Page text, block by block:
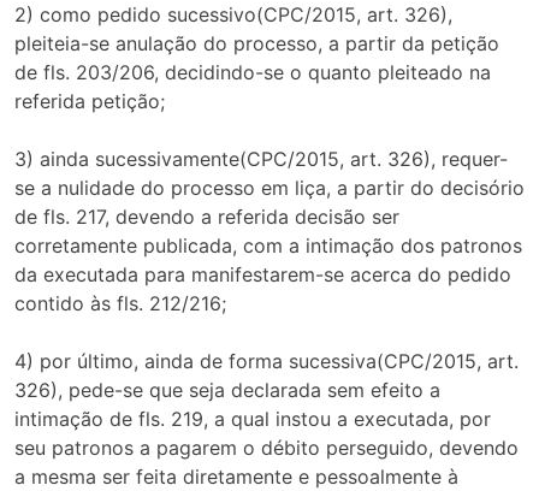
2) como pedido sucessivo(CPC/2015, art. 326),
pleiteia-se anulação do processo, a partir da petição
de fls. 203/206, decidindo-se o quanto pleiteado na
referida petição;
3) ainda sucessivamente(CPC/2015, art. 326), requer-
se a nulidade do processo em liça, a partir do decisório
de fls. 217, devendo a referida decisão ser
corretamente publicada, com a intimação dos patronos
da executada para manifestarem-se acerca do pedido
contido às fls. 212/216;
4) por último, ainda de forma sucessiva(CPC/2015, art.
326), pede-se que seja declarada sem efeito a
intimação de fls. 219, a qual instou a executada, por
seu patronos a pagarem o débito perseguido, devendo
a mesma ser feita diretamente e pessoalmente à